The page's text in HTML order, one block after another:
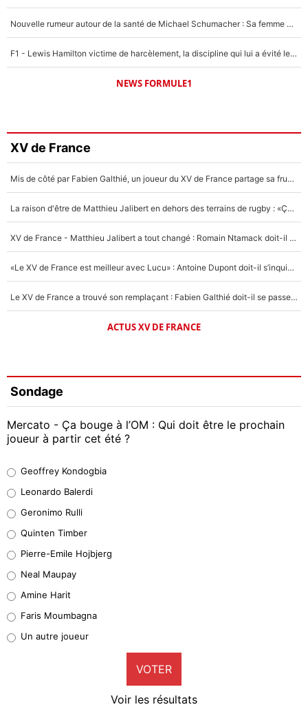
Nouvelle rumeur autour de la santé de Michael Schumacher : Sa femme Corinna sort du silence
F1 - Lewis Hamilton victime de harcèlement, la discipline qui lui a évité le pire : «J'aurais probablement mal tourné»
NEWS FORMULE1
XV de France
Mis de côté par Fabien Galthié, un joueur du XV de France partage sa frustration : «ils ne me l’ont pas dit tout de suite»
La raison d'être de Matthieu Jalibert en dehors des terrains de rugby : «Ça m'atteint autant que si tu touches à un membre de ma famille»
XV de France - Matthieu Jalibert a tout changé : Romain Ntamack doit-il s’inquiéter pour sa place à un an de la Coupe du monde ?
«Le XV de France est meilleur avec Lucu» : Antoine Dupont doit-il s’inquiéter pour sa place ?
Le XV de France a trouvé son remplaçant : Fabien Galthié doit-il se passer d'Antoine Dupont ?
ACTUS XV DE FRANCE
Sondage
Mercato - Ça bouge à l’OM : Qui doit être le prochain
joueur à partir cet été ?
38%
32%
5%
1%
9%
Geoffrey Kondogbia
Leonardo Balerdi
Geronimo Rulli
Quinten Timber
Pierre-Emile Hojbjerg
Neal Maupay
Amine Harit
Faris Moumbagna
Un autre joueur
VOTER
Voir les résultats